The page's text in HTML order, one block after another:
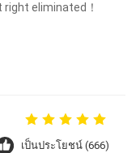
right eliminated！
เป็นประโยชน์ (666)